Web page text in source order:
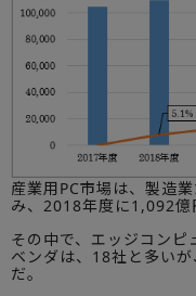
産業用PC市場は、製造
み、2018年度に1,092億
その中で、エッジコンピ
ベンダは、18社と多い
だ。